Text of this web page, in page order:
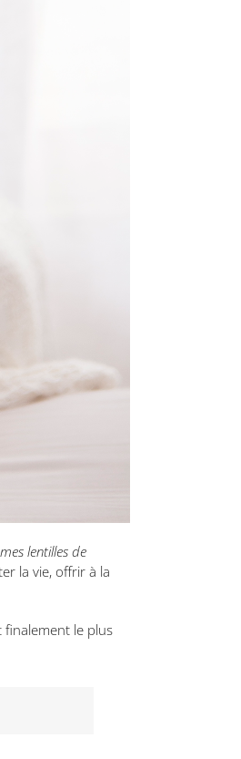
lentilles de
la vie, offrir à la
finalement le plus